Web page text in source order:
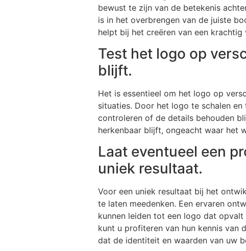
bewust te zijn van de betekenis
is in het overbrengen van de juiste
helpt bij het creëren van een
Test het logo op
blijft.
Het is essentieel om het logo op
situaties. Door het logo te schalen
controleren of de details behouden
herkenbaar blijft, ongeacht waar het
Laat eventueel een
uniek resultaat.
Voor een uniek resultaat bij het
te laten meedenken. Een ervaren
kunnen leiden tot een logo dat
kunt u profiteren van hun kennis van
dat de identiteit en waarden van uw